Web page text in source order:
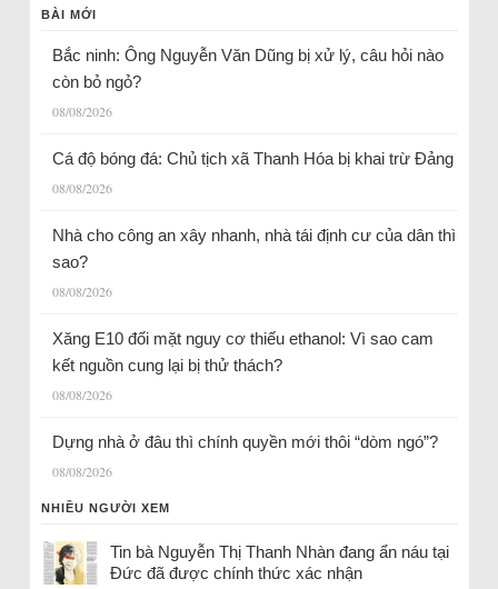
BÀI MỚI
Bắc ninh: Ông Nguyễn Văn Dũng bị xử lý, câu hỏi nào
còn bỏ ngỏ?
08/08/2026
Cá độ bóng đá: Chủ tịch xã Thanh Hóa bị khai trừ Đảng
08/08/2026
Nhà cho công an xây nhanh, nhà tái định cư của dân thì
sao?
08/08/2026
Xăng E10 đối mặt nguy cơ thiếu ethanol: Vì sao cam
kết nguồn cung lại bị thử thách?
08/08/2026
Dựng nhà ở đâu thì chính quyền mới thôi “dòm ngó”?
08/08/2026
NHIỀU NGƯỜI XEM
Tin bà Nguyễn Thị Thanh Nhàn đang ẩn náu tại
Đức đã được chính thức xác nhận